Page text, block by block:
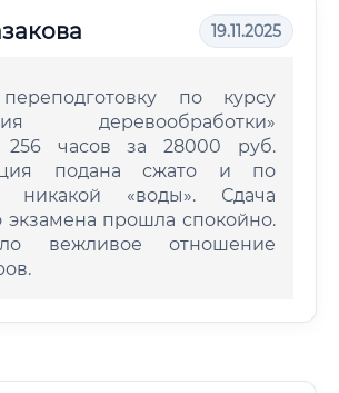
19.11.2025
по курсу
деревообработки»
256 часов за 28000 руб.
подана сжато и по
никакой «воды». Сдача
экзамена прошла спокойно.
вежливое отношение